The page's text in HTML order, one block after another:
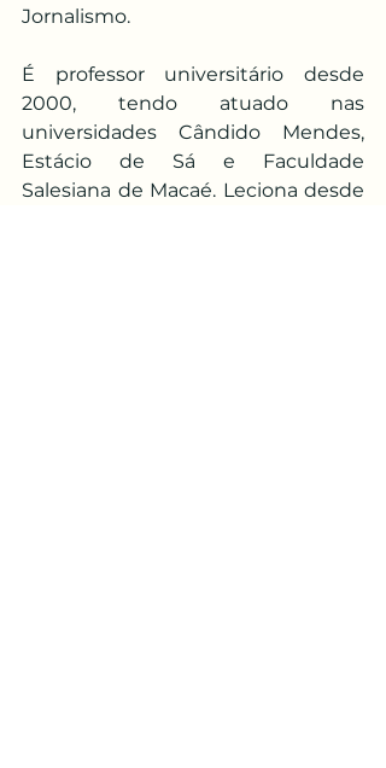
Jornalismo.
É professor universitário desde
2000, tendo atuado nas
universidades Cândido Mendes,
Estácio de Sá e Faculdade
Salesiana de Macaé. Leciona desde